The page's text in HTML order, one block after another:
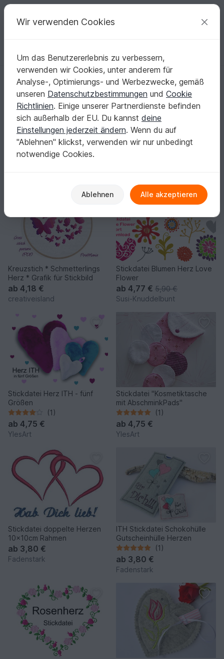
Deine kreativen Ideen
Deutsch | € (EUR) einloggen Kostenlos registrieren
Startseite Sticken Festlichkeiten Muttertag
Sticken für Muttertag: Ein gesticktes „Danke“,
das von Herzen kommt
Sag „Danke“ mit einem Motiv, das bleibt: Herz, Blüten
oder Schriftzug – ganz nach deinem Stil.Mehr anzeigen
Festlichkeiten
Kreuzstich * Schmetterlings
Herz * Grafik für Stickbild
ab 4,18 €
creativeisland
-15%
Stickdatei Blumen Herz Love
Flower
ab 4,77 € 5,90 €
Susi-Knuddelbunt
Stickdatei Herz ITH - fünf
Größen
(1)
ab 4,75 €
YlesArt
Stickdatei "Kosmetiktasche
mit AbschminkPads"
(1)
ab 4,75 €
YlesArt
Stickdatei doppelte Herzen
10x10cm Rahmen
ab 3,80 €
Fadenstark
ITH Stickdatei Schokohülle
Gutscheinhülle Herzen
(1)
ab 3,80 €
Fadenstark
Wir verwenden Cookies
Um das Benutzererlebnis zu verbessern,
verwenden wir Cookies, unter anderem für
Analyse-, Optimierungs- und Werbezwecke, gemäß
unseren Datenschutzbestimmungen und Cookie
Richtlinien. Einige unserer Partnerdienste befinden
sich außerhalb der EU. Du kannst deine
Einstellungen jederzeit ändern. Wenn du auf
"Ablehnen" klickst, verwenden wir nur unbedingt
notwendige Cookies.
Ablehnen Alle akzeptieren